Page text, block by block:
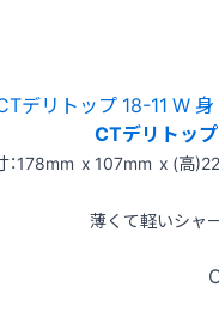
CTデリトッ
：178mm x 107mm x (高
薄くて軽いシャ